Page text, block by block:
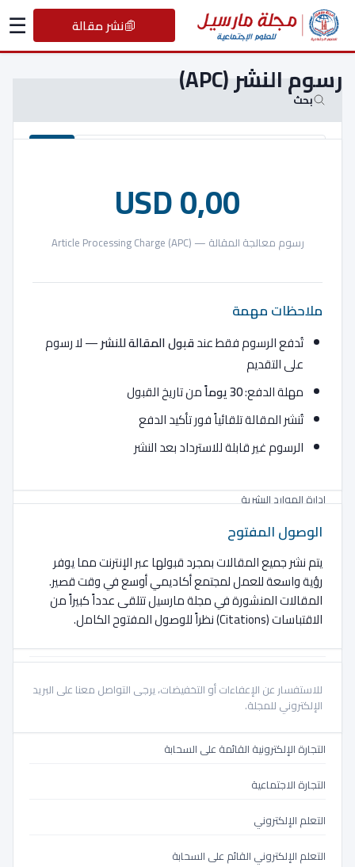
نشر مقالة ☰
بحث
انضم إلى مجتمع المجلة وابدأ نشر مقالاتك الأكاديمية.
تقديم مقالة
الأقسام
إدارة
إدارة المعرفة
ادارة الموارد البشرية
اعتماد إنترنت الأشياء
اعتماد التكنولوجيا
اعتماد الحوسبة السحابية
التجارة الإلكترونية السحابية
التجارة الإلكترونية القائمة على السحابة
التجارة الاجتماعية
التعلم الإلكتروني
التعلم الإلكتروني القائم على السحابة
رسوم النشر (APC)
0,00 USD
رسوم معالجة المقالة — Article Processing Charge (APC)
ملاحظات مهمة
تُدفع الرسوم فقط عندقبول المقالة للنشر— لا رسوم
على التقديم
مهلة الدفع:30 يوماً
من تاريخ القبول
تُنشر المقالة تلقائياً فور تأكيد الدفع
الرسوم غير قابلة للاسترداد بعد النشر
الوصول المفتوح
يتم نشر جميع المقالات بمجرد قبولها عبر الإنترنت مما يوفر
رؤية واسعة للعمل لمجتمع أكاديمي أوسع في وقت قصير.
المقالات المنشورة في مجلة مارسيل تتلقى عدداً كبيراً من
الاقتباسات (Citations) نظراً للوصول المفتوح الكامل.
للاستفسار عن الإعفاءات أو التخفيضات، يرجى التواصل معنا على البريد
الإلكتروني للمجلة.